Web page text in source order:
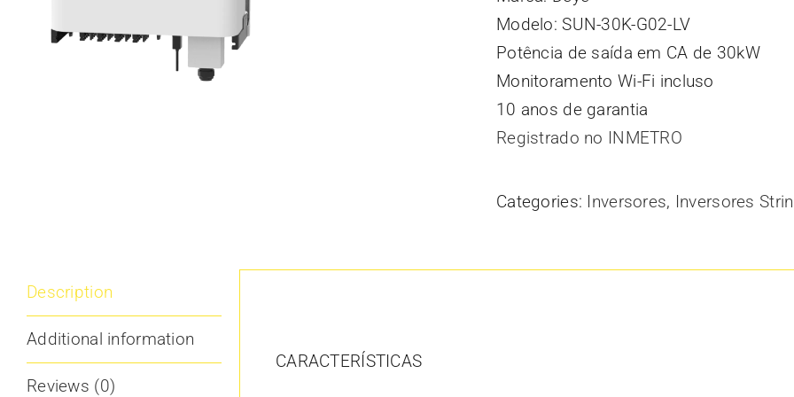
Modelo: SUN-30K-G02-LV
Potência de saída em CA de 30kW
Monitoramento Wi-Fi incluso
10 anos de garantia
Registrado no INMETRO
Categories: Inversores, Inversores
Description
Additional information
Reviews (0)
CARACTERÍSTICAS